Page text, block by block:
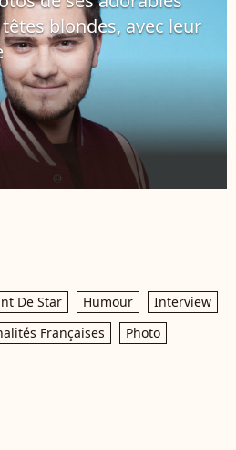
blondes, avec leur
De Star Humour
Interview
Françaises
Photo